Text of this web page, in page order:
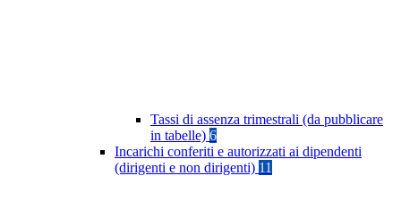
Tassi di assenza trimestrali (da pubblicare
in tabelle) 6
Incarichi conferiti e autorizzati ai dipendenti
(dirigenti e non dirigenti) 11